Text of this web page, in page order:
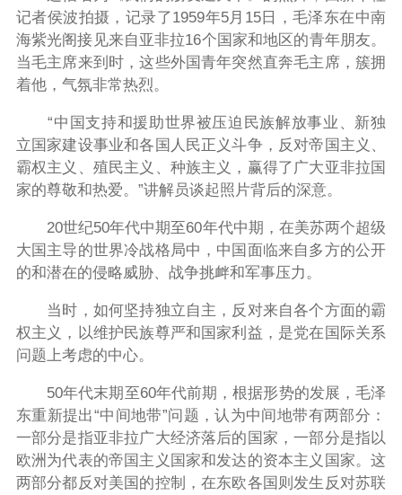
记者侯波拍摄，记录了1959年5月15日，毛泽东在中南
海紫光阁接见来自亚非拉16个国家和地区的青年朋友。
当毛主席来到时，这些外国青年突然直奔毛主席，簇拥
着他，气氛非常热烈。
“中国支持和援助世界被压迫民族解放事业、新独
立国家建设事业和各国人民正义斗争，反对帝国主义、
霸权主义、殖民主义、种族主义，赢得了广大亚非拉国
家的尊敬和热爱。”讲解员谈起照片背后的深意。
20世纪50年代中期至60年代中期，在美苏两个超级
大国主导的世界冷战格局中，中国面临来自多方的公开
的和潜在的侵略威胁、战争挑衅和军事压力。
当时，如何坚持独立自主，反对来自各个方面的霸
权主义，以维护民族尊严和国家利益，是党在国际关系
问题上考虑的中心。
50年代末期至60年代前期，根据形势的发展，毛泽
东重新提出“中间地带”问题，认为中间地带有两部分：
一部分是指亚非拉广大经济落后的国家，一部分是指以
欧洲为代表的帝国主义国家和发达的资本主义国家。这
两部分都反对美国的控制，在东欧各国则发生反对苏联